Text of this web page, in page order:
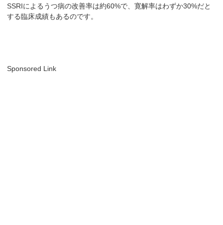
SSRIによるうつ病の改善率は約60%で、寛解率はわずか30%だと
する臨床成績もあるのです。
Sponsored Link